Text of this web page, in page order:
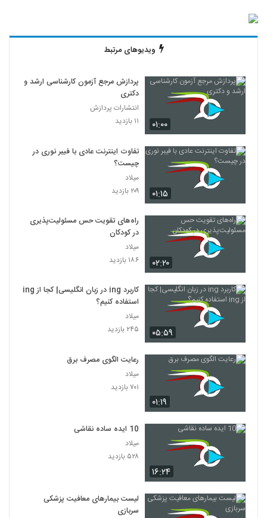
ویدیوهای مرتبط
۰۱:۰۰
پردازش مرجع آزمون کارشناسی ارشد و
دکتری
انتشارات پردازش
۱۱ بازدید
۰۱:۱۵
تفاوت اینترنت عادی با فیبر نوری در
چیست؟
میلاد
۲۰۹ بازدید
۰۲:۲۰
راه‌های تقویت حس مسئولیت‌پذیری
در کودکان
میلاد
۱۸۶ بازدید
۰۵:۵۹
کاربرد ing در زبان انگلیسی| کجا از ing
استفاده کنیم؟
میلاد
۲۴۵ بازدید
۰۱:۱۹
رعایت الگوی مصرف برق
میلاد
۷۰۱ بازدید
۱۶:۲۴
10 ایده ساده نقاشی
میلاد
۵۲۸ بازدید
لیست بیمارهای معافیت پزشکی
سربازی